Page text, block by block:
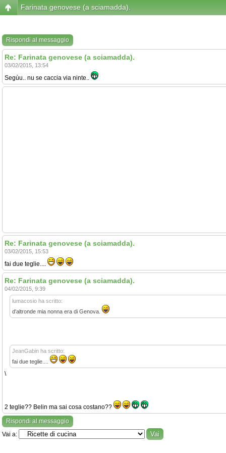
Farinata genovese (a sciamadda).
Rispondi al messaggio
Re: Farinata genovese (a sciamadda).
03/02/2015, 13:54
Segùu.. nu se caccia via ninte..
Re: Farinata genovese (a sciamadda).
03/02/2015, 15:53
fai due teglie....
Re: Farinata genovese (a sciamadda).
04/02/2015, 9:39
lumacosio ha scritto:
d'altronde mia nonna era di Genova.
JeanGabin ha scritto:
fai due teglie....
\
2 teglie?? Belin ma sai cosa costano??
Rispondi al messaggio
Vai a: